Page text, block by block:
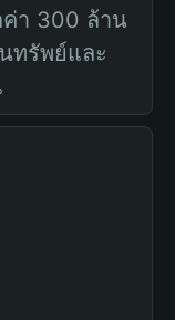
า 300 ล้าน
ทรัพย์และ